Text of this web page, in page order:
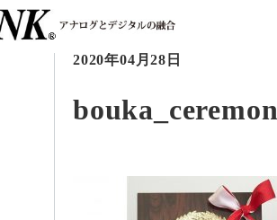
2020年04月28日